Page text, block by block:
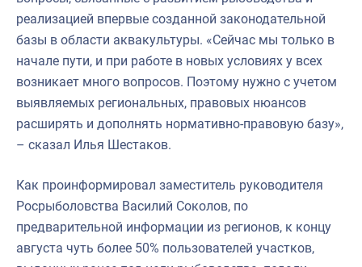
реализацией впервые созданной законодательной
базы в области аквакультуры. «Сейчас мы только в
начале пути, и при работе в новых условиях у всех
возникает много вопросов. Поэтому нужно с учетом
выявляемых региональных, правовых нюансов
расширять и дополнять нормативно-правовую базу»,
– сказал Илья Шестаков.
Как проинформировал заместитель руководителя
Росрыболовства Василий Соколов, по
предварительной информации из регионов, к концу
августа чуть более 50% пользователей участков,